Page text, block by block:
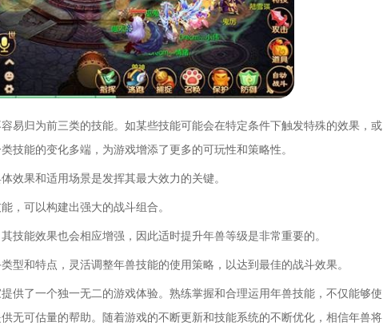
易归为前三类的技能。如某些技能可能会在特定条件下触发特殊的效果，或
技能的变化多端，为游戏增添了更多的可玩性和策略性。
效果和适用场景是发挥其最大效力的关键。
，可以构建出强大的战斗组合。
技能效果也会相应增强，因此适时提升年兽等级是非常重要的。
型和特点，灵活调整年兽技能的使用策略，以达到最佳的战斗效果。
供了一个独一无二的游戏体验。熟练掌握和合理运用年兽技能，不仅能够使
无可估量的帮助。随着游戏的不断更新和技能系统的不断优化，相信年兽将